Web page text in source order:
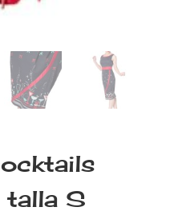
talla S